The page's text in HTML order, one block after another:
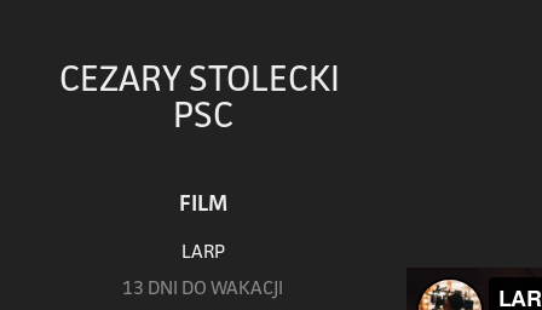
CEZARY STOLECKI
PSC
FILM
LARP
13 DNI DO WAKACJI